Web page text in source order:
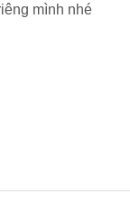
mình nhé